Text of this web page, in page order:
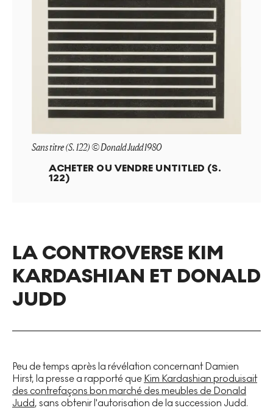
Sans titre (S. 122) © Donald Judd 1980
ACHETER OU VENDRE UNTITLED (S.
122)
LA CONTROVERSE KIM
KARDASHIAN ET DONALD
JUDD
Peu de temps après la révélation concernant Damien
Hirst, la presse a rapporté que Kim Kardashian produisait
des contrefaçons bon marché des meubles de Donald
Judd, sans obtenir l'autorisation de la succession Judd.